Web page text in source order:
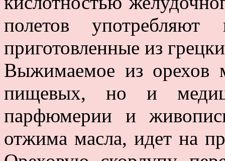
полетов
приготовленные из
Выжимаемое из орехов
пищевых, но и
парфюмерии и
отжима масла, идет на